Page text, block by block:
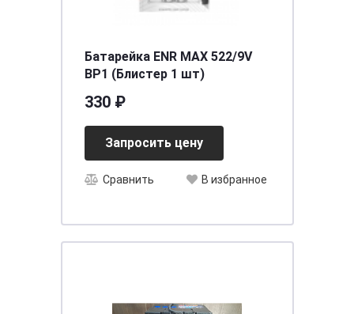
Батарейка ENR MAX 522/9V
BP1 (Блистер 1 шт)
330 ₽
Запросить цену
Сравнить В избранное